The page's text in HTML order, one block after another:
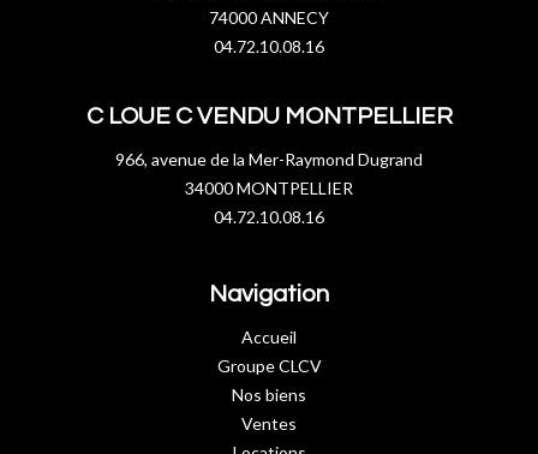
74000 ANNECY
04.72.10.08.16
C LOUE C VENDU MONTPELLIER
966, avenue de la Mer-Raymond Dugrand
34000 MONTPELLIER
04.72.10.08.16
Navigation
Accueil
Groupe CLCV
Nos biens
Ventes